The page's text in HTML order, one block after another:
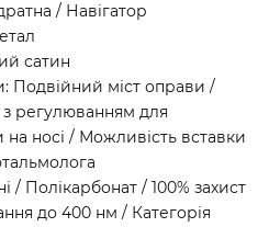
/ Навігатор
сатин
Подвійний міст оправи /
з регулюванням для
носі / Можливість вставки
/ Полікарбонат / 100% захист
до 400 нм / Категорія